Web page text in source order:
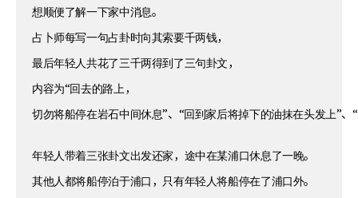
想顺便了解一下家中消息。
占卜师每写一句占卦时向其索要千两钱，
最后年轻人共花了三千两得到了三句卦文，
内容为“回去的路上，
切勿将船停在岩石中间休息”、“回到家后将掉下的油抹在头发上”、
年轻人带着三张卦文出发还家，途中在某浦口休息了一晚。
其他人都将船停泊于浦口，只有年轻人将船停在了浦口外。